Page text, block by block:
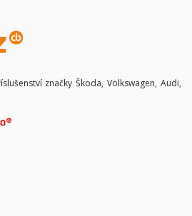
značky Škoda, Volkswagen, Audi,